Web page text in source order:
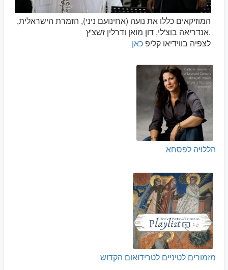
המוזיקאים כללו את נועה (אחינועם ניני), הזמרת הישראלית,
אנדריאה בוצ'לי, דון מואן ודרלין זשצ'ץ.
לצפיה בווידיאו קליפ כאן
הללויה לפסחא
מזמורים לטיניים לטרידואום הקדוש